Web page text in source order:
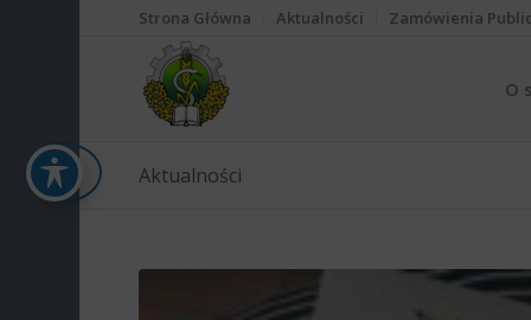
Strona Główna Aktualności Zamówienia
O
Aktualności